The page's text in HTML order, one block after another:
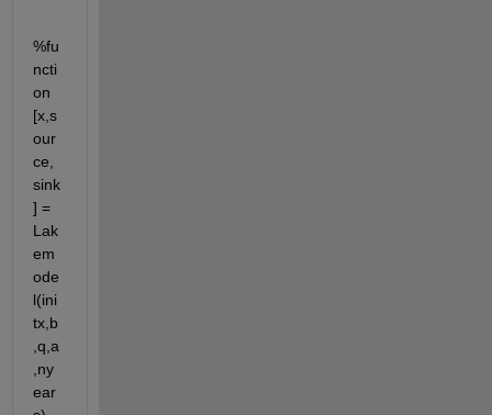
%fu
ncti
on
[x,s
our
ce,
sink
] =
Lak
em
ode
l(ini
tx,b
,q,a
,ny
ear